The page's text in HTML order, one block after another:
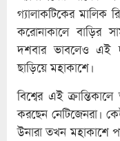
গ্যালাকটিকের মালিক
করোনাকালে বাড়ির
দশবার ভাবলেও এই
ছাড়িয়ে মহাকাশে।
বিশ্বের এই
করছেন নেটিজেনরা।
উনারা তখন মহাকাশে